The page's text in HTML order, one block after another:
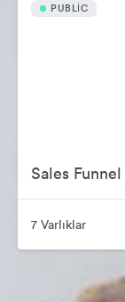
PUBLIC
Sales Funnel
7 Varlıklar